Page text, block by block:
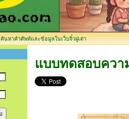
ค้นหาคำศัพท์และข้อมูลในเว็บจิ๋วฝูเต่า
แบบทดสอบควา